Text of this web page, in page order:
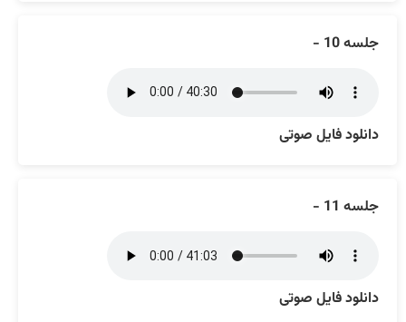
جلسه 10 -
دانلود فایل صوتی
جلسه 11 -
دانلود فایل صوتی